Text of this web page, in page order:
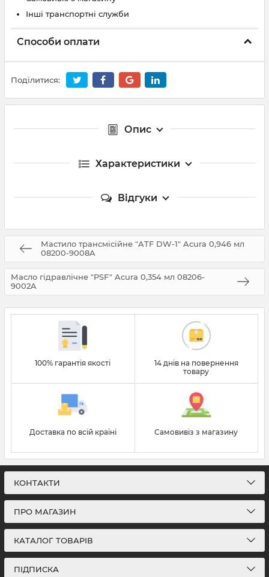
Інші транспортні служби
Способи оплати
Поділитися:
Опис
Характеристики
Відгуки
Мастило трансмісійне "ATF DW-1" Acura 0,946 мл
08200-9008A
Масло гідравлічне "PSF" Acura 0,354 мл 08206-
9002A
100% гарантія якості
14 днів на повернення
товару
Доставка по всій країні Самовивіз з магазину
КОНТАКТИ
ПРО МАГАЗИН
КАТАЛОГ ТОВАРІВ
ПІДПИСКА